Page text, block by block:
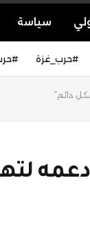
سياسة
#حرب_غزة
دائم”
دعمه